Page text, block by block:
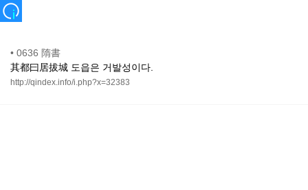
• 0636 隋書
其都曰居拔城 도읍은 거발성이다.
http://qindex.info/i.php?x=32383